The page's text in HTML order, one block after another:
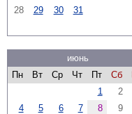
28
29 30 31
июнь
Пн
Вт Ср Чт Пт Сб
1
2
4
5 6 7 8 9